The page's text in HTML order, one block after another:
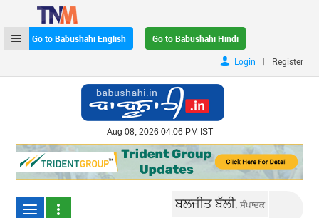
Go to Babushahi English
Go to Babushahi Hindi
Login
| Register
Aug 08, 2026 04:06 PM IST
ਬਲਜੀਤ ਬੱਲੀ,ਸੰਪਾਦਕ